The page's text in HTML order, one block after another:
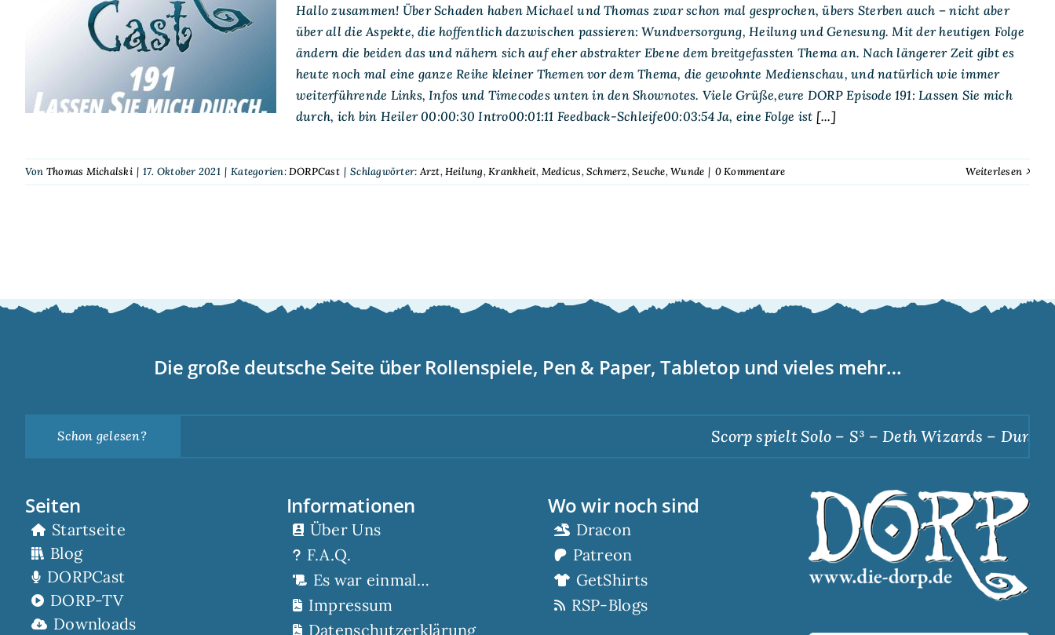
DORPCast 191: Lassen
Sie mich durch, ich bin
Heiler
Hallo zusammen! Über Schaden haben Michael und Thomas zwar schon mal gesprochen, übers Sterben auch – nicht aber
über all die Aspekte, die hoffentlich dazwischen passieren: Wundversorgung, Heilung und Genesung. Mit der heutigen Folge
ändern die beiden das und nähern sich auf eher abstrakter Ebene dem breitgefassten Thema an. Nach längerer Zeit gibt es
heute noch mal eine ganze Reihe kleiner Themen vor dem Thema, die gewohnte Medienschau, und natürlich wie immer
weiterführende Links, Infos und Timecodes unten in den Shownotes. Viele Grüße,eure DORP Episode 191: Lassen Sie mich
durch, ich bin Heiler 00:00:30 Intro00:01:11 Feedback-Schleife00:03:54 Ja, eine Folge ist [...]
Von Thomas Michalski | 17. Oktober 2021 | Kategorien:DORPCast | Schlagwörter:Arzt,Heilung,Krankheit, Medicus,Schmerz,Seuche,Wunde | 0 Kommentare Weiterlesen
Die große deutsche Seite über Rollenspiele, Pen & Paper, Tabletop und vieles mehr…
Schon gelesen? Scorp spielt Solo – S³ – Deth Wizards – Dunkle
Seiten
Startseite
Blog
DORPCast
DORP-TV
Downloads
Informationen
Über Uns
F.A.Q.
Es war einmal…
Impressum
Datenschutzerklärung
Wo wir noch sind
Dracon
Patreon
GetShirts
RSP-Blogs